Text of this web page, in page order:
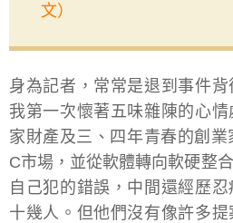
文）
身為記者，常常是退到事件
我第一次懷著五味雜陳的心
家財產及三、四年青春的創
C市場，並從軟體轉向軟硬整
自己犯的錯誤，中間還經歷
十幾人。但他們沒有像許多